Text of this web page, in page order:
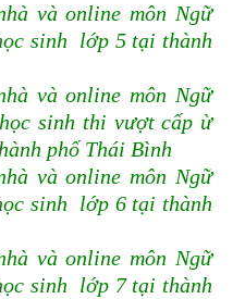
và online môn Ngữ
sinh lớp 5 tại thành
và online môn Ngữ
sinh thi vượt cấp ừ
phố Thái Bình
và online môn Ngữ
sinh lớp 6 tại thành
và online môn Ngữ
sinh lớp 7 tại thành